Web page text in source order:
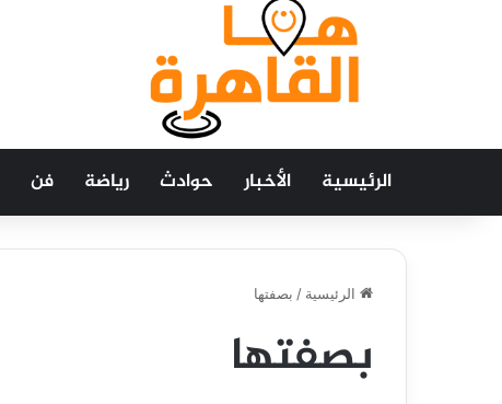
الرئيسية الأخبار حوادث رياضة فن
الرئيسية / بصفتها
بصفتها